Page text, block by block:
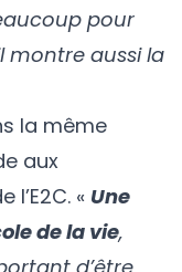
pour
montre aussi la
la même
aux
« Une
de la vie,